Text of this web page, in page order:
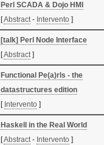
‎Perl SCADA & Dojo HMI‎
[Abstract- Intervento ]
‎[talk] Perl Node Interface‎
[Abstract]
‎Functional Pe(a)rls - the
datastructures edition‎
[ Intervento ]
‎Haskell in the Real World‎
[Abstract- Intervento ]